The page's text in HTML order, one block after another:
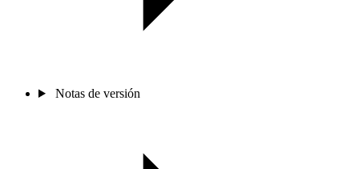
Notas de versión